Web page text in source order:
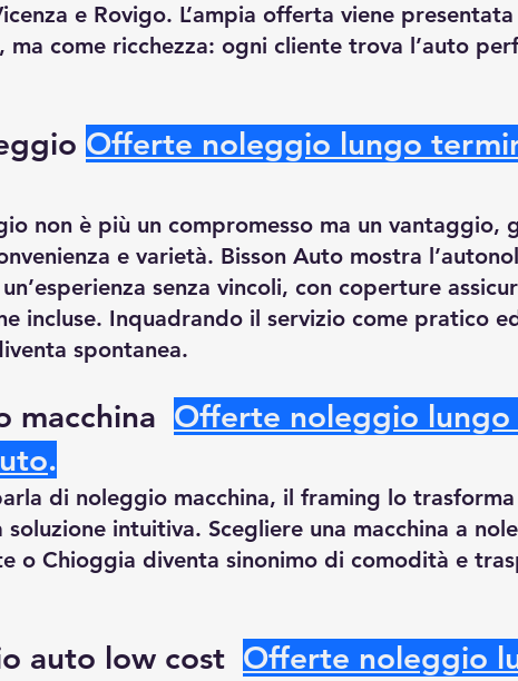
e Rovigo. L’ampia offerta viene
ma come ricchezza: ogni cliente trova l’auto
Offerte noleggio lungo
non è più un compromesso ma un vantaggio,
e varietà. Bisson Auto mostra
senza vincoli, con coperture
incluse. Inquadrando il servizio come pratico
spontanea.
macchina Offerte noleggio
.
di noleggio macchina, il framing lo
soluzione intuitiva. Scegliere una macchina a
o Chioggia diventa sinonimo di comodità e
auto low cost Offerte noleggio